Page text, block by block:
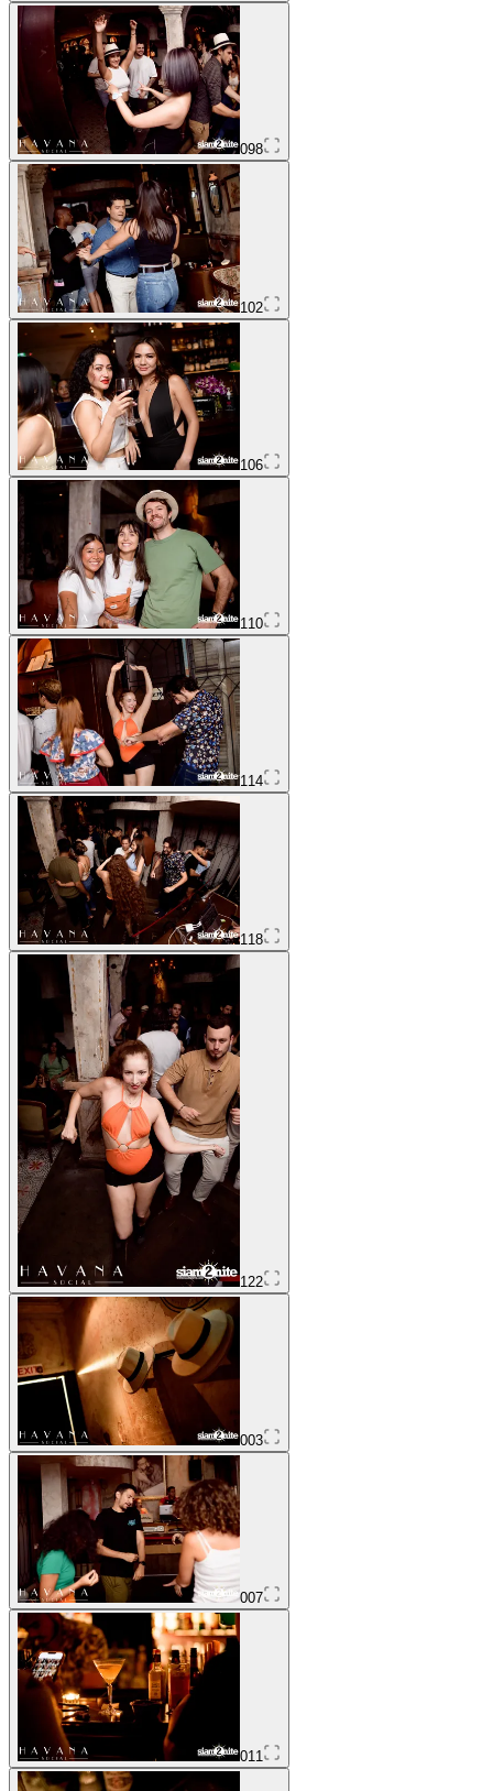
098
102
106
110
114
118
122
003
007
011